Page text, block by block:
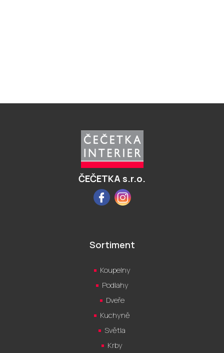
ČEČETKA s.r.o.
FacebookInstagram
Sortiment
Koupelny
Podlahy
Dveře
Kuchyně
Světla
Krby